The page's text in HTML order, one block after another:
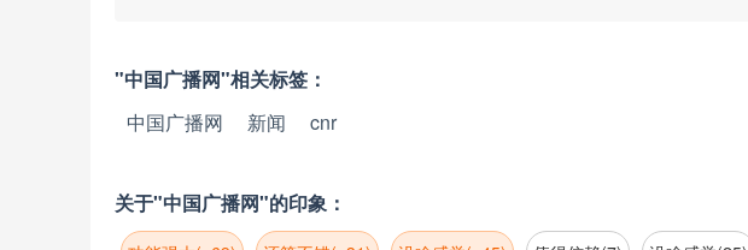
"中国广播网"相关标签：
中国广播网
新闻 cnr
关于"中国广播网"的印象：